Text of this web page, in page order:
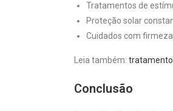
Tratamentos de
Proteção solar
Cuidados com
Leia também:
Conclusão